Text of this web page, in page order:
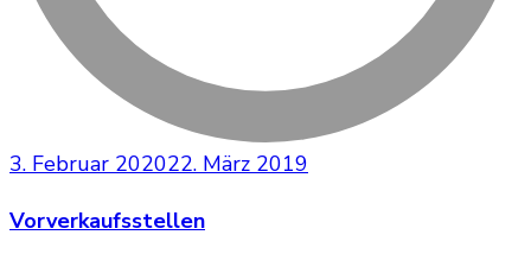
3. Februar 202022. März 2019
Vorverkaufsstellen